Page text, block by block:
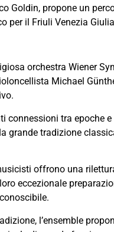
Goldin, propone un
per il Friuli Venezia
orchestra Wiener
Michael
tra epoche
tradizione
offrono una
eccezionale
l’ensemble